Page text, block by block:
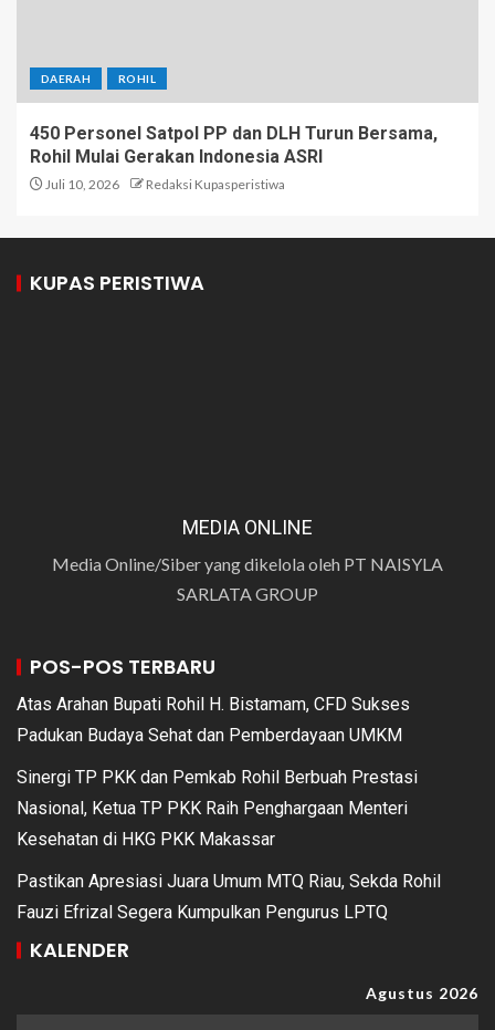
DAERAH ROHIL
450 Personel Satpol PP dan DLH Turun Bersama,
Rohil Mulai Gerakan Indonesia ASRI
Juli 10, 2026 Redaksi Kupasperistiwa
KUPAS PERISTIWA
MEDIA ONLINE
Media Online/Siber yang dikelola oleh PT NAISYLA
SARLATA GROUP
POS-POS TERBARU
Atas Arahan Bupati Rohil H. Bistamam, CFD Sukses
Padukan Budaya Sehat dan Pemberdayaan UMKM
Sinergi TP PKK dan Pemkab Rohil Berbuah Prestasi
Nasional, Ketua TP PKK Raih Penghargaan Menteri
Kesehatan di HKG PKK Makassar
Pastikan Apresiasi Juara Umum MTQ Riau, Sekda Rohil
Fauzi Efrizal Segera Kumpulkan Pengurus LPTQ
KALENDER
Agustus 2026